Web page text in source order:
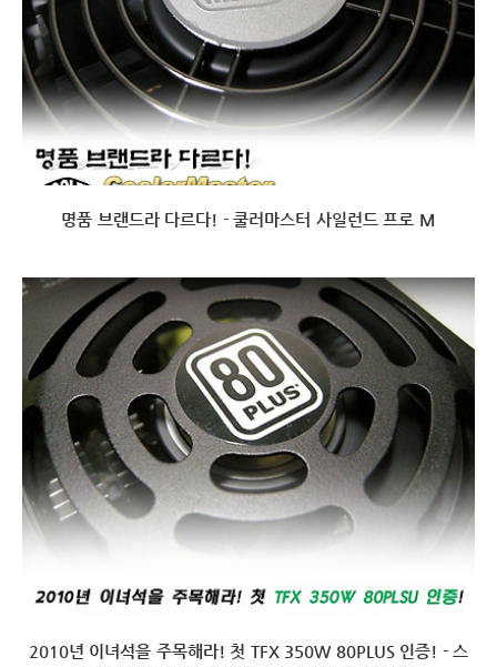
명품 브랜드라 다르다! - 쿨러마스터 사일런드 프로 M
2010년 이녀석을 주목해라! 첫 TFX 350W 80PLUS 인증! - 스